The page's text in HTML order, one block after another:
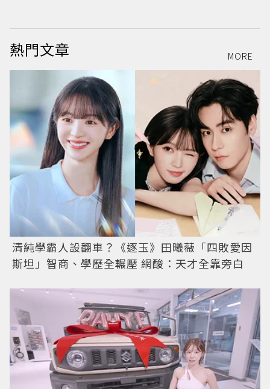
熱門文章 MORE
清純學霸人設翻車？《逐玉》田曦薇「四敗愛因
斯坦」智商、學歷全輾壓 網酸：天才全靠旁白